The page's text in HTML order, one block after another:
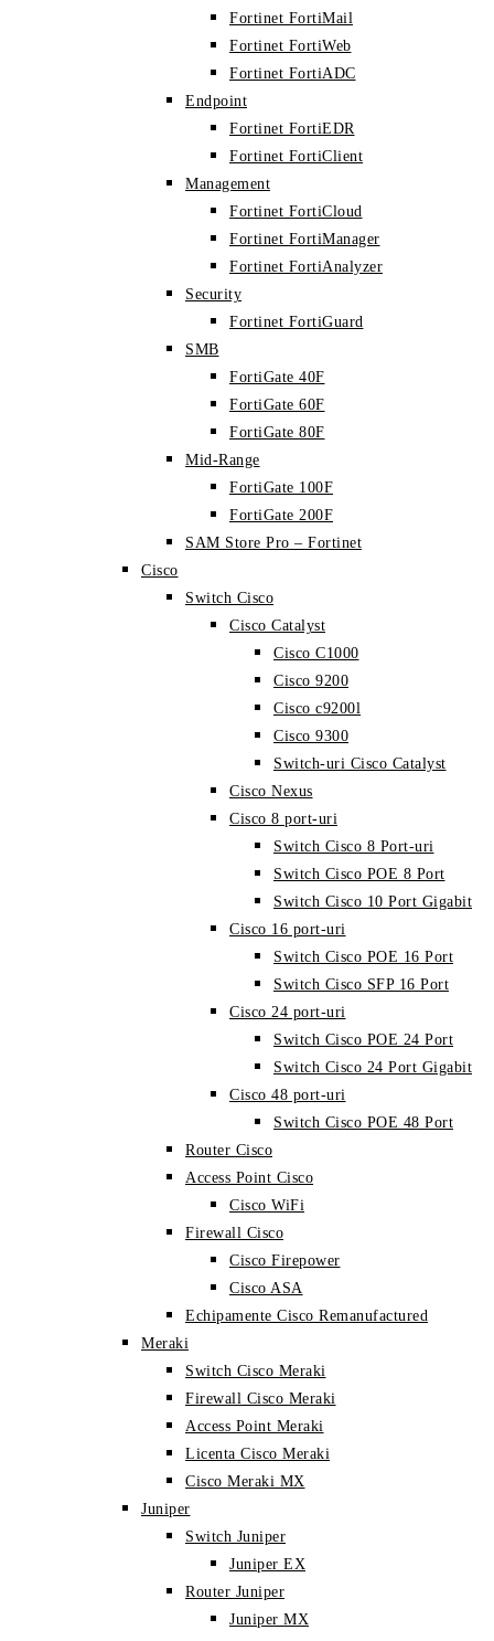
Fortinet FortiMail
Fortinet FortiWeb
Fortinet FortiADC
Endpoint
Fortinet FortiEDR
Fortinet FortiClient
Management
Fortinet FortiCloud
Fortinet FortiManager
Fortinet FortiAnalyzer
Security
Fortinet FortiGuard
SMB
FortiGate 40F
FortiGate 60F
FortiGate 80F
Mid-Range
FortiGate 100F
FortiGate 200F
SAM Store Pro – Fortinet
Cisco
Switch Cisco
Cisco Catalyst
Cisco C1000
Cisco 9200
Cisco c9200l
Cisco 9300
Switch-uri Cisco Catalyst
Cisco Nexus
Cisco 8 port-uri
Switch Cisco 8 Port-uri
Switch Cisco POE 8 Port
Switch Cisco 10 Port Gigabit
Cisco 16 port-uri
Switch Cisco POE 16 Port
Switch Cisco SFP 16 Port
Cisco 24 port-uri
Switch Cisco POE 24 Port
Switch Cisco 24 Port Gigabit
Cisco 48 port-uri
Switch Cisco POE 48 Port
Router Cisco
Access Point Cisco
Cisco WiFi
Firewall Cisco
Cisco Firepower
Cisco ASA
Echipamente Cisco Remanufactured
Meraki
Switch Cisco Meraki
Firewall Cisco Meraki
Access Point Meraki
Licenta Cisco Meraki
Cisco Meraki MX
Juniper
Switch Juniper
Juniper EX
Router Juniper
Juniper MX